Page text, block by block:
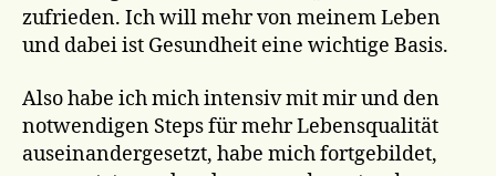
zufrieden. Ich will mehr von meinem Leben
und dabei ist Gesundheit eine wichtige Basis.
Also habe ich mich intensiv mit mir und den
notwendigen Steps für mehr Lebensqualität
auseinandergesetzt, habe mich fortgebildet,